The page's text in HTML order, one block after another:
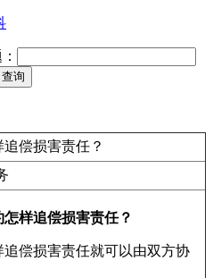
偿损害责任？
样追偿损害责任？
偿损害责任就可以由双方协